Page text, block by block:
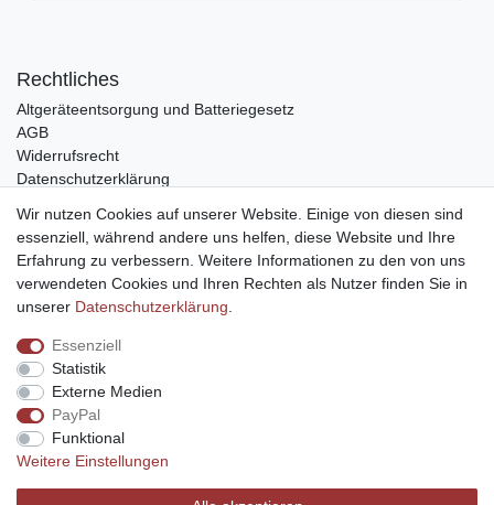
Rechtliches
Altgeräteentsorgung und Batteriegesetz
AGB
Widerrufsrecht
Datenschutzerklärung
Impressum
Service
Zahlungsarten
Lieferung und Abholung
Unternehmen
Über uns
Karriere
Kontakt
Wir nutzen Cookies auf unserer Website. Einige von diesen sind
essenziell, während andere uns helfen, diese Website und Ihre
Erfahrung zu verbessern. Weitere Informationen zu den von uns
verwendeten Cookies und Ihren Rechten als Nutzer finden Sie in
unserer Daten­schutz­erklärung
Essenziell
Statistik
Externe Medien
PayPal
Funktional
Weitere Einstellungen